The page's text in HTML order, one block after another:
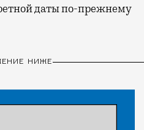
даты по-прежнему
НИЖЕ